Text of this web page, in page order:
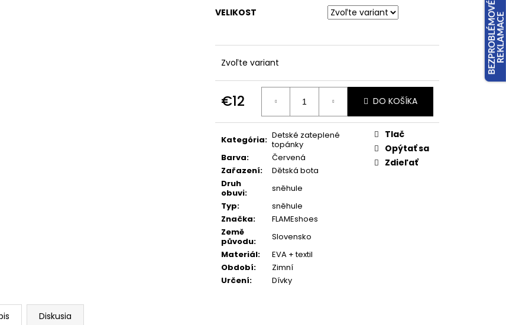
VELIKOST
Zvoľte variant
€12
Jednotková
cena:
DO KOŠÍKA
Kategória: Detské zateplené
topánky
Barva:
Červená
Zařazení:
Dětská bota
Druh
obuvi:
sněhule
Typ:
sněhule
Značka:
FLAMEshoes
Země
původu:
Slovensko
Materiál:
EVA + textil
Období:
Zimní
Určení: Dívky
Tlač
Opýtať sa
Zdieľať
Diskusia